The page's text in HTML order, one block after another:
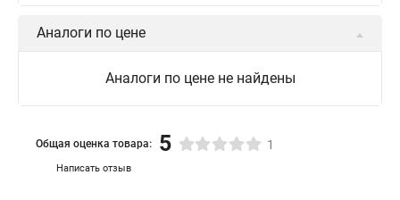
Аналоги по цене
Аналоги по цене не найдены
Написать отзыв
Общая оценка товара: 5 1